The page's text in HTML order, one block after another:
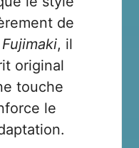
de
, il
original
touche
le